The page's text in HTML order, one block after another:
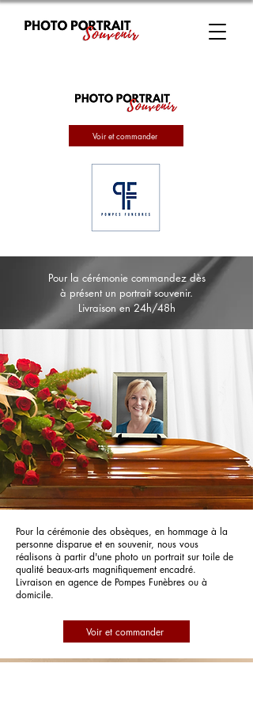
Voir et commander
Pour la cérémonie commandez dès
à présent un portrait souvenir.
Livraison en 24h/48h
Pour la cérémonie des obsèques, en hommage à la
personne disparue et en souvenir, nous vous
réalisons à partir d'une photo un portrait sur toile de
qualité beaux-arts magnifiquement encadré.
Livraison en agence de Pompes Funèbres ou à
domicile.
Voir et commander